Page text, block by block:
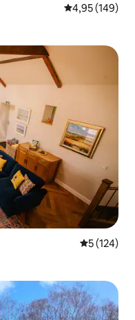
4,95 (149)
5 (124)